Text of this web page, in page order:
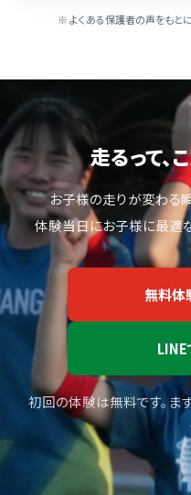
※ よくある保護者の声をもとに
走るって、
お子様の走りが変わる
体験当日にお子様に最適
無料体
LINE
初回の体験は無料です。ま